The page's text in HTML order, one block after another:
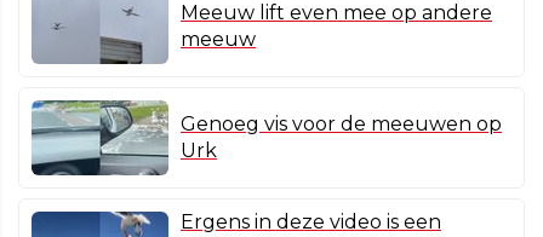
Meeuw lift even mee op andere
meeuw
Genoeg vis voor de meeuwen op
Urk
Ergens in deze video is een